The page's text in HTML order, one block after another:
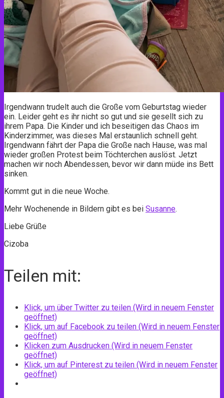
Irgendwann trudelt auch die Große vom Geburtstag wieder
ein. Leider geht es ihr nicht so gut und sie gesellt sich zu
ihrem Papa. Die Kinder und ich beseitigen das Chaos im
Kinderzimmer, was dieses Mal erstaunlich schnell geht.
Irgendwann fährt der Papa die Große nach Hause, was mal
wieder großen Protest beim Töchterchen auslöst. Jetzt
machen wir noch Abendessen, bevor wir dann müde ins Bett
sinken.
Kommt gut in die neue Woche.
Mehr Wochenende in Bildern gibt es bei Susanne.
Liebe Grüße
Cizoba
Teilen mit:
Klick, um über Twitter zu teilen (Wird in neuem Fenster
geöffnet)
Klick, um auf Facebook zu teilen (Wird in neuem Fenster
geöffnet)
Klicken zum Ausdrucken (Wird in neuem Fenster
geöffnet)
Klick, um auf Pinterest zu teilen (Wird in neuem Fenster
geöffnet)